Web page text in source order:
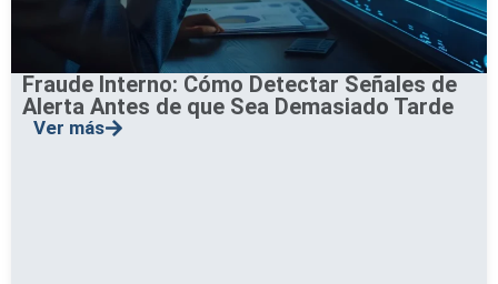
Fraude Interno: Cómo Detectar Señales de
Alerta Antes de que Sea Demasiado Tarde
Ver más